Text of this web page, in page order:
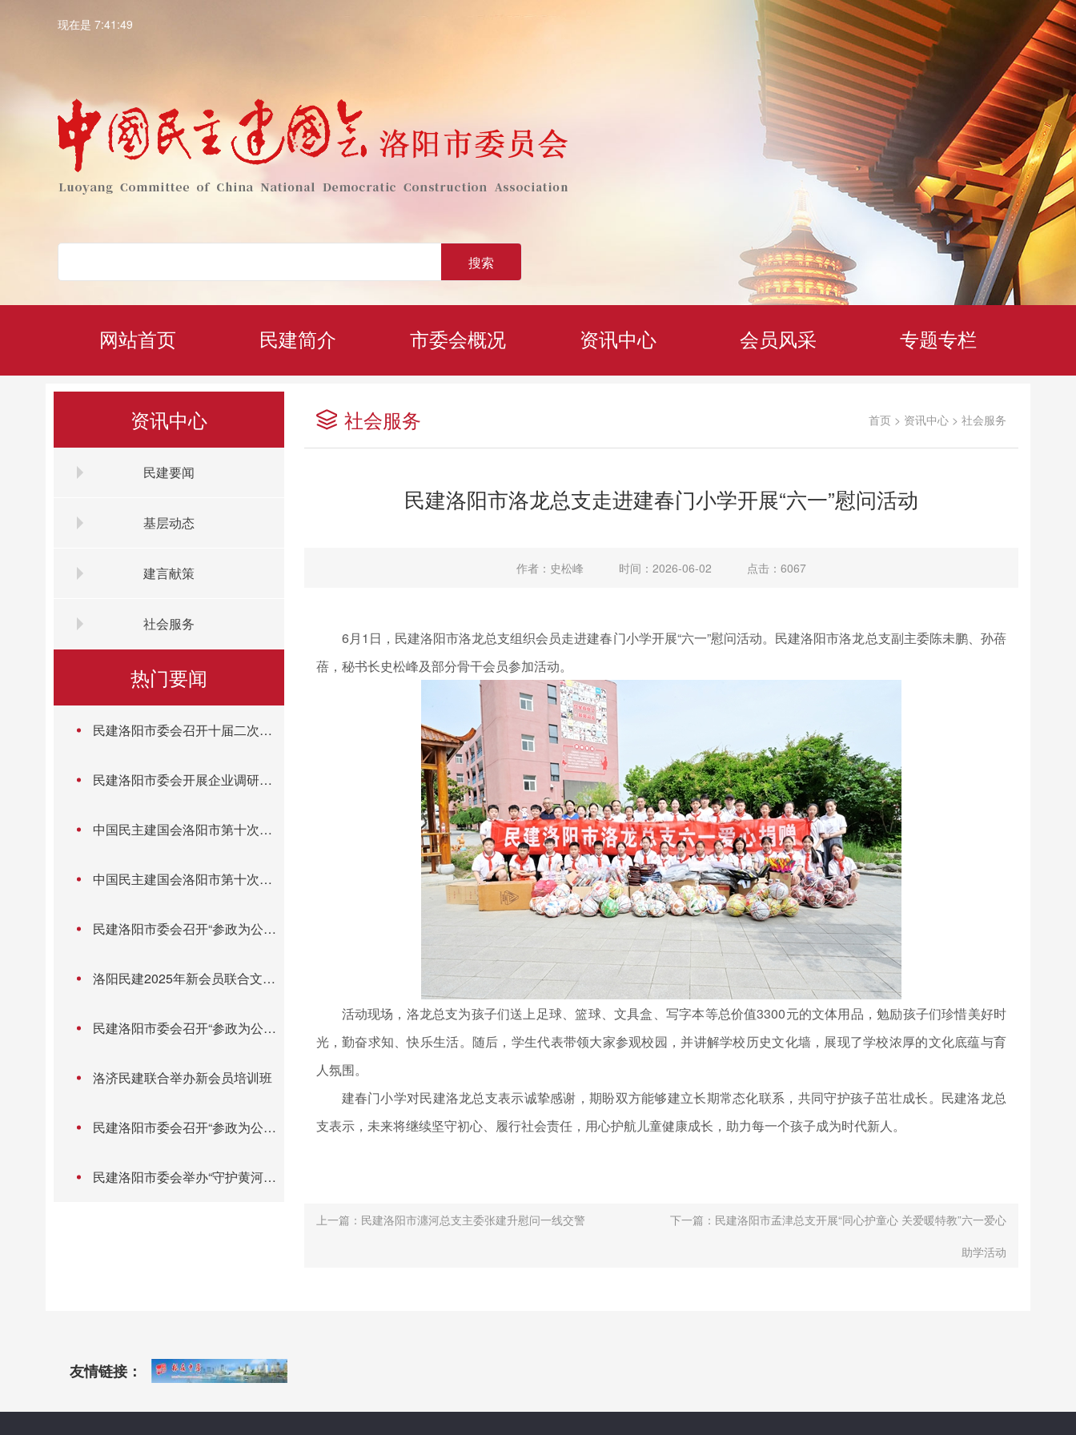
现在是 7:41:49
搜索
网站首页 民建简介 市委会概况 资讯中心 会员风采 专题专栏
资讯中心
民建要闻
基层动态
建言献策
社会服务
热门要闻
民建洛阳市委会召开十届二次市
民建洛阳市委会开展企业调研暨
中国民主建国会洛阳市第十次代
中国民主建国会洛阳市第十次代
民建洛阳市委会召开“参政为公、
洛阳民建2025年新会员联合文化
民建洛阳市委会召开“参政为公、
洛济民建联合举办新会员培训班
民建洛阳市委会召开“参政为公、
民建洛阳市委会举办“守护黄河安
社会服务 首页 > 资讯中心 > 社会服务
民建洛阳市洛龙总支走进建春门小学开展“六一”慰问活动
作者：史松峰 时间：2026-06-02 点击：6067
6月1日，民建洛阳市洛龙总支组织会员走进建春门小学开展“六一”慰问活动。民建洛阳市洛龙总支副主委陈未鹏、孙蓓
蓓，秘书长史松峰及部分骨干会员参加活动。
活动现场，洛龙总支为孩子们送上足球、篮球、文具盒、写字本等总价值3300元的文体用品，勉励孩子们珍惜美好时
光，勤奋求知、快乐生活。随后，学生代表带领大家参观校园，并讲解学校历史文化墙，展现了学校浓厚的文化底蕴与育
人氛围。
建春门小学对民建洛龙总支表示诚挚感谢，期盼双方能够建立长期常态化联系，共同守护孩子茁壮成长。民建洛龙总
支表示，未来将继续坚守初心、履行社会责任，用心护航儿童健康成长，助力每一个孩子成为时代新人。
上一篇： 民建洛阳市瀍河总支主委张建升慰问一线交警 下一篇： 民建洛阳市孟津总支开展“同心护童心 关爱暖特教”六一爱心
助学活动
友情链接：